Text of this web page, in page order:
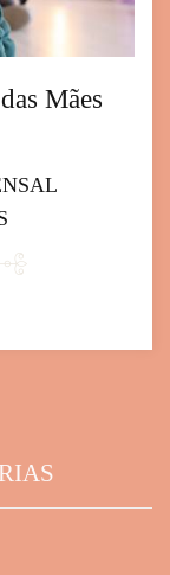
Mães